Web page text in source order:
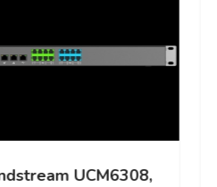
UCM6308,